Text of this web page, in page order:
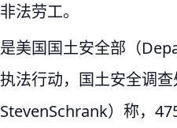
法劳工。
美国国土安全部（
法行动，国土安全调
）称，